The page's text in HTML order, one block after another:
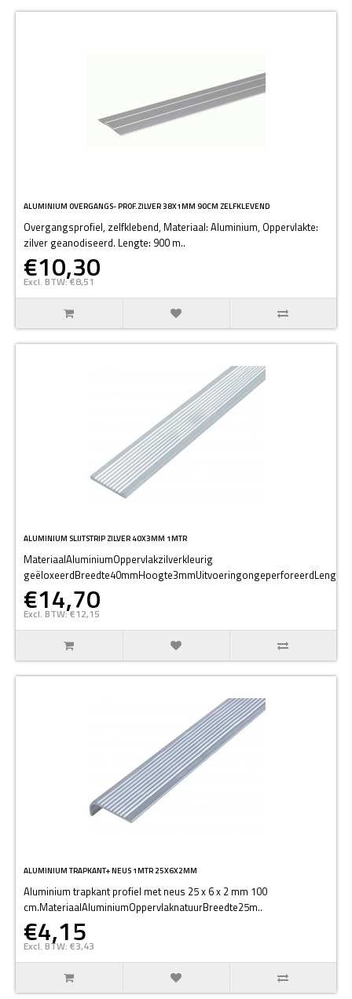
ALUMINIUM OVERGANGS- PROF.ZILVER 38X1MM 90CM ZELFKLEVEND
Overgangsprofiel, zelfklebend, Materiaal: Aluminium, Oppervlakte:
zilver geanodiseerd. Lengte: 900 m..
€10,30
Excl. BTW: €8,51
ALUMINIUM SLIJTSTRIP ZILVER 40X3MM 1MTR
MateriaalAluminiumOppervlakzilverkleurig
geëloxeerdBreedte40mmHoogte3mmUitvoeringongeperforeerdLengt..
€14,70
Excl. BTW: €12,15
ALUMINIUM TRAPKANT+ NEUS 1MTR 25X6X2MM
Aluminium trapkant profiel met neus 25 x 6 x 2 mm 100
cm.MateriaalAluminiumOppervlaknatuurBreedte25m..
€4,15
Excl. BTW: €3,43